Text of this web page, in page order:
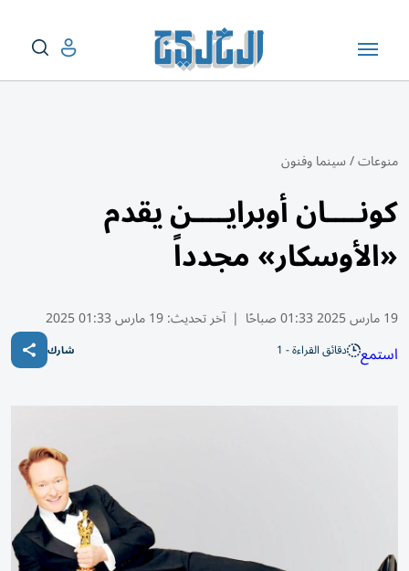
منوعات/سينما وفنون
كونــــان أوبرايــــن يقدم
«الأوسكار» مجدداً
19 مارس 2025 01:33 صباحًا | آخر تحديث:19 مارس 01:33 2025
استمع دقائق القراءة - 1 شارك